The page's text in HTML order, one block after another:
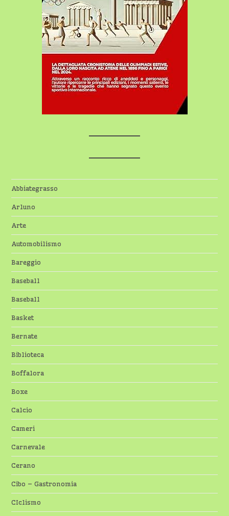
Abbiategrasso
Arluno
Arte
Automobilismo
Bareggio
Baseball
Baseball
Basket
Bernate
Biblioteca
Boffalora
Boxe
Calcio
Cameri
Carnevale
Cerano
Cibo – Gastronomia
CIclismo